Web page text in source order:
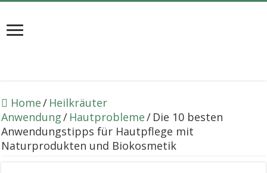
Home/ Heilkräuter
Anwendung/ Hautprobleme/ Die 10 besten
Anwendungstipps für Hautpflege mit
Naturprodukten und Biokosmetik